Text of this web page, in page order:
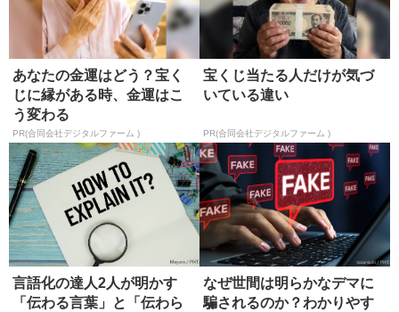
あなたの金運はどう？宝く
じに縁がある時、金運はこ
う変わる
PR(合同会社デジタルファーム )
宝くじ当たる人だけが気づ
いている違い
PR(合同会社デジタルファーム )
言語化の達人2人が明かす
「伝わる言葉」と「伝わら
なぜ世間は明らかなデマに
騙されるのか？わかりやす